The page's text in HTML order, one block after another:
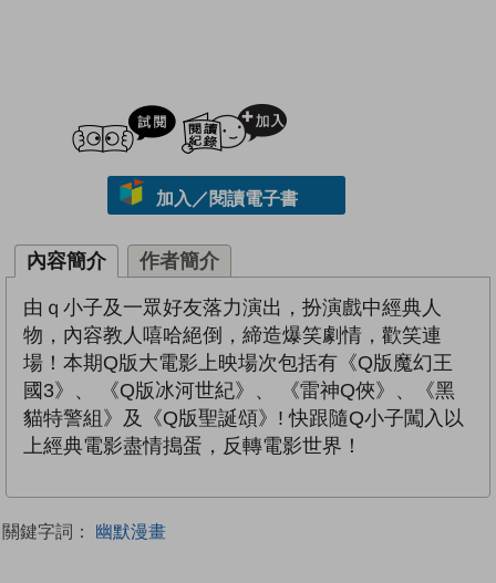
試閲
加入／閱讀電子書
內容簡介 作者簡介
由ｑ小子及一眾好友落力演出，扮演戲中經典人
物，內容教人嘻哈絕倒，締造爆笑劇情，歡笑連
場！本期Q版大電影上映場次包括有《Q版魔幻王
國3》、 《Q版冰河世紀》、 《雷神Q俠》、《黑
貓特警組》及《Q版聖誕頌》! 快跟隨Q小子闖入以
上經典電影盡情搗蛋，反轉電影世界！
關鍵字詞： 幽默漫畫